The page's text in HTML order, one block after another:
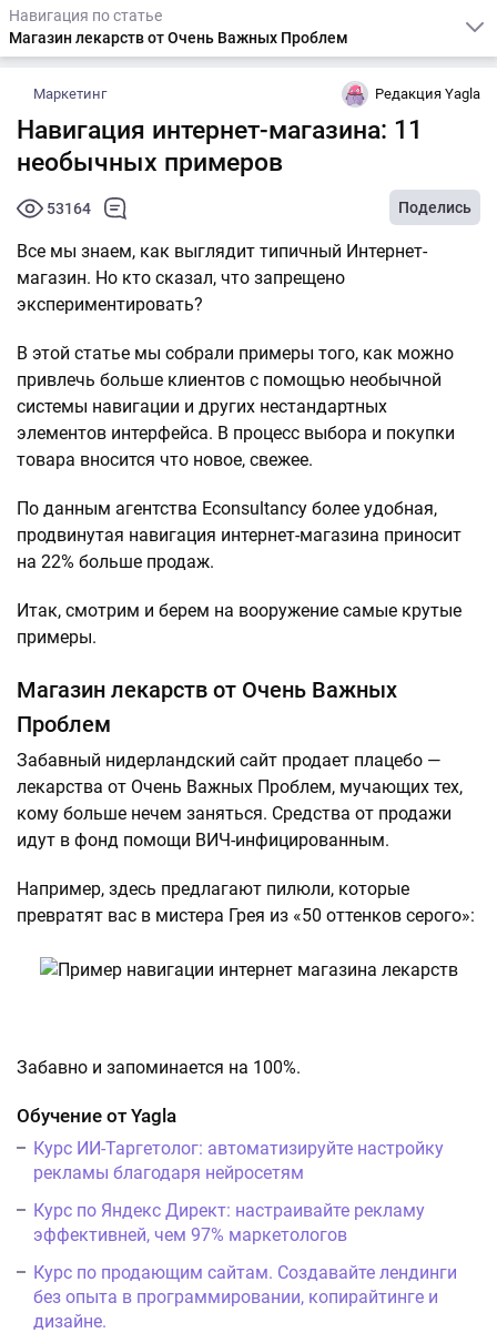
Навигация по статье
Магазин лекарств от Очень Важных Проблем
Маркетинг Редакция Yagla
Навигация интернет-магазина: 11
необычных примеров
53164 Поделись
Все мы знаем, как выглядит типичный Интернет-
магазин. Но кто сказал, что запрещено
экспериментировать?
В этой статье мы собрали примеры того, как можно
привлечь больше клиентов с помощью необычной
системы навигации и других нестандартных
элементов интерфейса. В процесс выбора и покупки
товара вносится что новое, свежее.
По данным агентства Econsultancy более удобная,
продвинутая навигация интернет-магазина приносит
на 22% больше продаж.
Итак, смотрим и берем на вооружение самые крутые
примеры.
Магазин лекарств от Очень Важных
Проблем
Забавный нидерландский сайт продает плацебо —
лекарства от Очень Важных Проблем, мучающих тех,
кому больше нечем заняться. Средства от продажи
идут в фонд помощи ВИЧ-инфицированным.
Например, здесь предлагают пилюли, которые
превратят вас в мистера Грея из «50 оттенков серого»:
Забавно и запоминается на 100%.
Обучение от Yagla
Курс ИИ-Таргетолог: автоматизируйте настройку
рекламы благодаря нейросетям
Курс по Яндекс Директ: настраивайте рекламу
эффективней, чем 97% маркетологов
Курс по продающим сайтам. Создавайте лендинги
без опыта в программировании, копирайтинге и
дизайне.